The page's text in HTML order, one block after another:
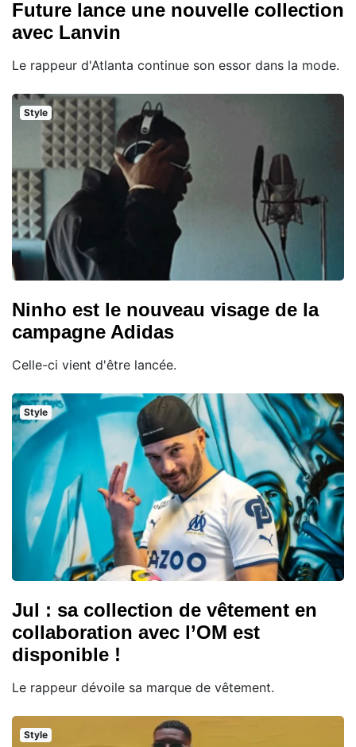
Future lance une nouvelle collection
avec Lanvin
Le rappeur d'Atlanta continue son essor dans la mode.
Style
Ninho est le nouveau visage de la
campagne Adidas
Celle-ci vient d'être lancée.
Style
Jul : sa collection de vêtement en
collaboration avec l’OM est
disponible !
Le rappeur dévoile sa marque de vêtement.
Style